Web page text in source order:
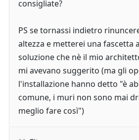
consigliate?
PS se tornassi indietro
altezza e metterei una fascetta
soluzione che nè il mio
mi avevano suggerito (ma gli
l'installazione hanno detto "è
comune, i muri non sono mai
meglio fare così")